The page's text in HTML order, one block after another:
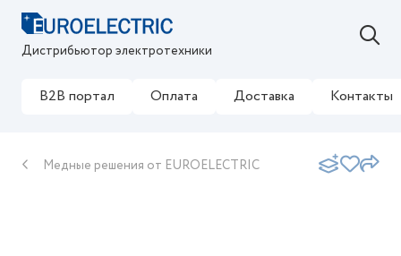
Дистрибьютор электротехники
B2B портал Оплата Доставка Контакты
Медные решения от EUROELECTRIC